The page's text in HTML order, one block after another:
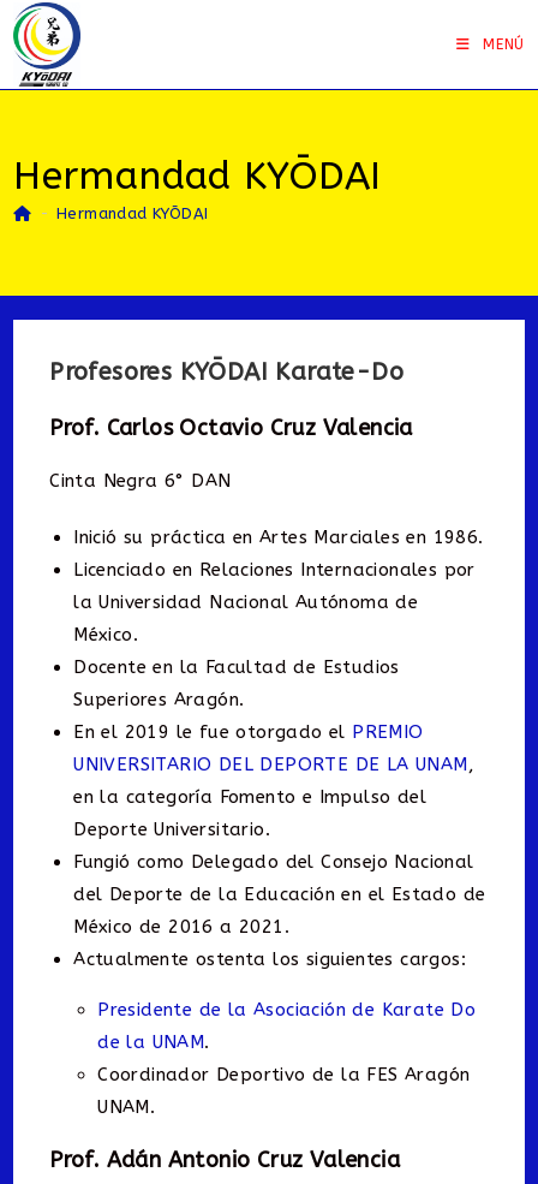
Saltar
al
contenido
MENÚ
Hermandad KYŌDAI
- Hermandad KYŌDAI
Profesores KYŌDAI Karate-Do
Prof. Carlos Octavio Cruz Valencia
Cinta Negra 6° DAN
Inició su práctica en Artes Marciales en 1986.
Licenciado en Relaciones Internacionales por
la Universidad Nacional Autónoma de
México.
Docente en la Facultad de Estudios
Superiores Aragón.
En el 2019 le fue otorgado el PREMIO
UNIVERSITARIO DEL DEPORTE DE LA UNAM,
en la categoría Fomento e Impulso del
Deporte Universitario.
Fungió como Delegado del Consejo Nacional
del Deporte de la Educación en el Estado de
México de 2016 a 2021.
Actualmente ostenta los siguientes cargos:
Presidente de la Asociación de Karate Do
de la UNAM.
Coordinador Deportivo de la FES Aragón
UNAM.
Prof. Adán Antonio Cruz Valencia